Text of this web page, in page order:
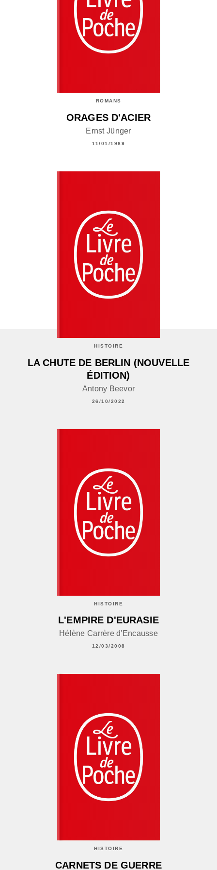
ROMANS
ORAGES D'ACIER
Ernst Jünger
11/01/1989
HISTOIRE
LA CHUTE DE BERLIN (NOUVELLE
ÉDITION)
Antony Beevor
26/10/2022
HISTOIRE
L'EMPIRE D'EURASIE
Hélène Carrère d'Encausse
12/03/2008
HISTOIRE
CARNETS DE GUERRE